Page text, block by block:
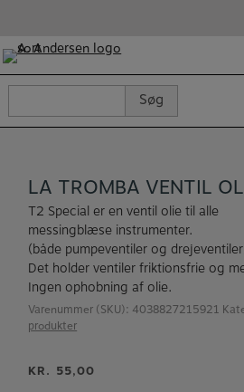
indholdet
efter:
Søg
LA TROMBA VENTIL
T2 Special er en ventil olie til alle
messingblæse instrumenter.
(både pumpeventiler og
Det holder ventiler friktionsfrie og
Ingen ophobning af olie.
Varenummer (SKU): 4038827215921
produkter
KR. 55,00